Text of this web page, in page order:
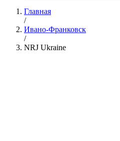
Главная
/
Ивано-Франковск
/
NRJ Ukraine